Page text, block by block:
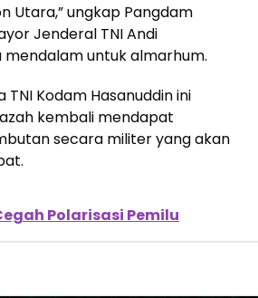
Utara,” ungkap Pangdam
Jenderal TNI Andi
untuk almarhum.
Kodam Hasanuddin ini
kembali mendapat
secara militer yang akan
Polarisasi Pemilu